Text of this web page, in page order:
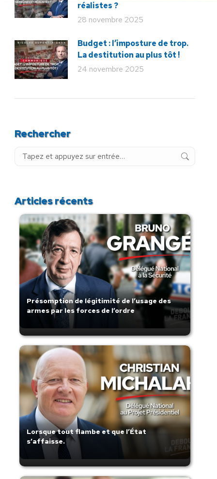
réalistes ?
28 novembre 2025
Budget : l’imposture de trop.
La destitution au plus tôt !
24 novembre 2025
Rechercher
Recherche
Articles récents
Présomption de légitimité de l’usage des
armes par les forces de l’ordre
Lorsque tout flambe et que l’État
s’affaisse.